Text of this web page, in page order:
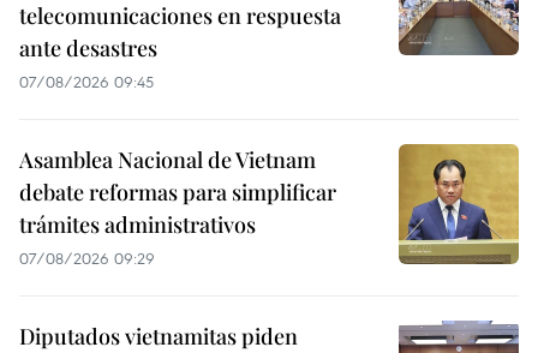
telecomunicaciones en respuesta
ante desastres
07/08/2026 09:45
Asamblea Nacional de Vietnam
debate reformas para simplificar
trámites administrativos
07/08/2026 09:29
Diputados vietnamitas piden